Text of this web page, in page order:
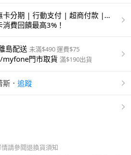
卡分期 | 行動支付 | 超商付款 |
卡費回饋最高3%！
島配送 未滿$490 運費$75
門市取貨 滿$190出貨
斯 ． 追蹤
請參閱退換貨須知